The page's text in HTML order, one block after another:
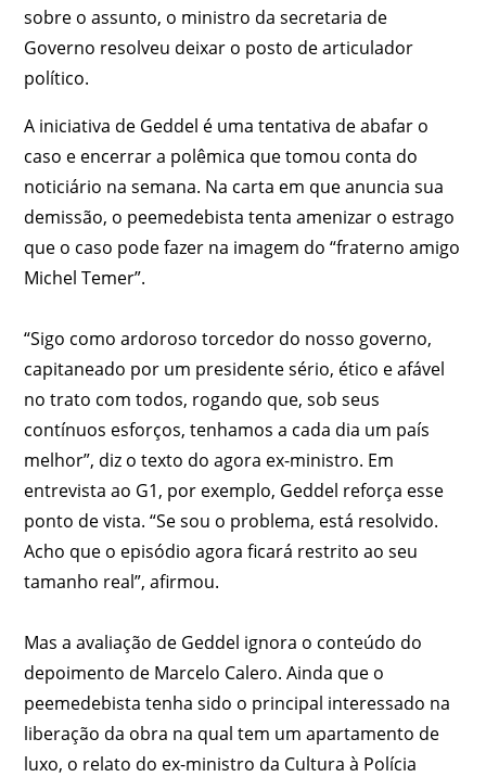
sobre o assunto, o ministro da secretaria de
Governo resolveu deixar o posto de articulador
político.
A iniciativa de Geddel é uma tentativa de abafar o
caso e encerrar a polêmica que tomou conta do
noticiário na semana. Na carta em que anuncia sua
demissão, o peemedebista tenta amenizar o estrago
que o caso pode fazer na imagem do “fraterno amigo
Michel Temer”.
“Sigo como ardoroso torcedor do nosso governo,
capitaneado por um presidente sério, ético e afável
no trato com todos, rogando que, sob seus
contínuos esforços, tenhamos a cada dia um país
melhor”, diz o texto do agora ex-ministro. Em
entrevista ao G1, por exemplo, Geddel reforça esse
ponto de vista. “Se sou o problema, está resolvido.
Acho que o episódio agora ficará restrito ao seu
tamanho real”, afirmou.
Mas a avaliação de Geddel ignora o conteúdo do
depoimento de Marcelo Calero. Ainda que o
peemedebista tenha sido o principal interessado na
liberação da obra na qual tem um apartamento de
luxo, o relato do ex-ministro da Cultura à Polícia